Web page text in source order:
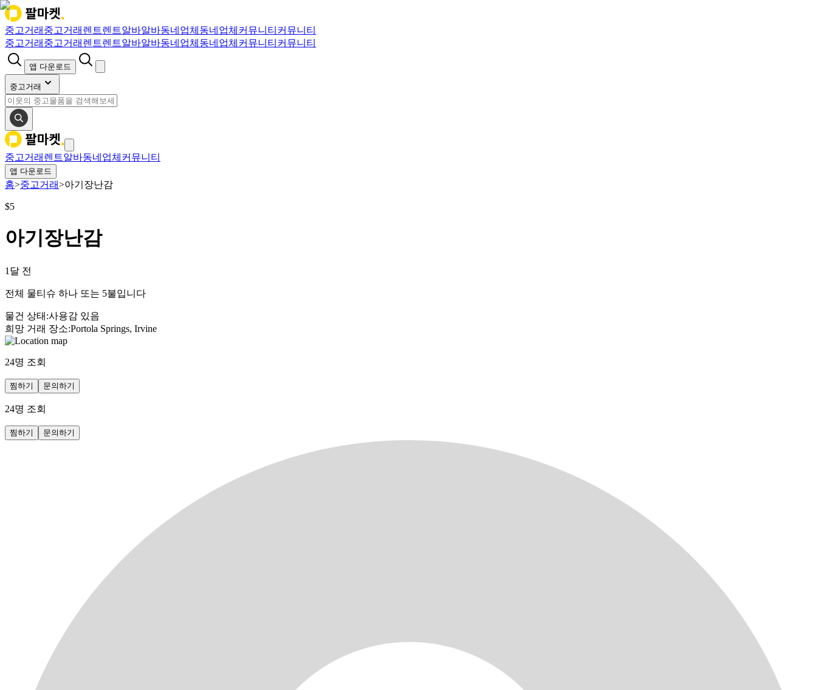
중고거래 중고거래 렌트렌트알바알바동네업체 동네업체 커뮤니티 커뮤니티
중고거래 중고거래 렌트렌트알바알바동네업체 동네업체 커뮤니티 커뮤니티
앱 다운로드
중고거래
중고거래 렌트알바동네업체 커뮤니티
앱 다운로드
홈>중고거래>아기장난감
$5
아기장난감
1달 전
전체 물티슈 하나 또는 5불입니다
물건 상태 :사용감 있음
희망 거래 장소:Portola Springs, Irvine
24명 조회
찜하기 문의하기
24명 조회
찜하기 문의하기